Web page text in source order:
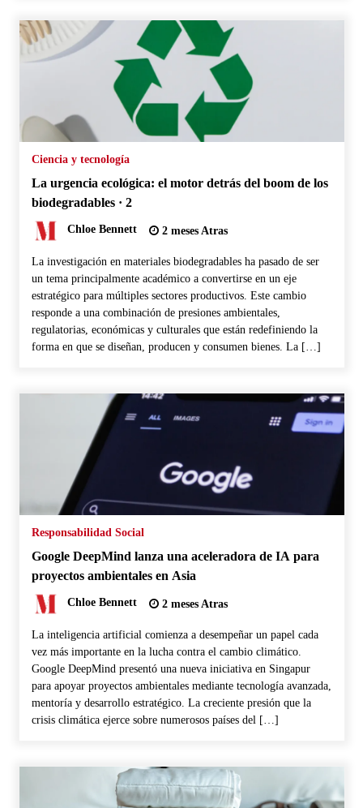
Ciencia y tecnología
La urgencia ecológica: el motor detrás del boom de los
biodegradables · 2
Chloe Bennett 2 meses Atras
La investigación en materiales biodegradables ha pasado de ser
un tema principalmente académico a convertirse en un eje
estratégico para múltiples sectores productivos. Este cambio
responde a una combinación de presiones ambientales,
regulatorias, económicas y culturales que están redefiniendo la
forma en que se diseñan, producen y consumen bienes. La […]
Responsabilidad Social
Google DeepMind lanza una aceleradora de IA para
proyectos ambientales en Asia
Chloe Bennett 2 meses Atras
La inteligencia artificial comienza a desempeñar un papel cada
vez más importante en la lucha contra el cambio climático.
Google DeepMind presentó una nueva iniciativa en Singapur
para apoyar proyectos ambientales mediante tecnología avanzada,
mentoría y desarrollo estratégico. La creciente presión que la
crisis climática ejerce sobre numerosos países del […]